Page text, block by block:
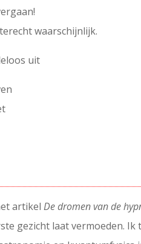
waarschijnlijk.
uit
artikelDe dromen van de
gezicht laat vermoeden.